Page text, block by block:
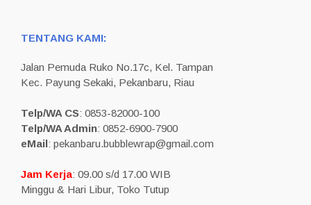
TENTANG KAMI:
Jalan Pemuda Ruko No.17c, Kel. Tampan
Kec. Payung Sekaki, Pekanbaru, Riau
Telp/WA CS: 0853-82000-100
Telp/WA Admin: 0852-6900-7900
eMail: pekanbaru.bubblewrap@gmail.com
Jam Kerja: 09.00 s/d 17.00 WIB
Minggu & Hari Libur, Toko Tutup